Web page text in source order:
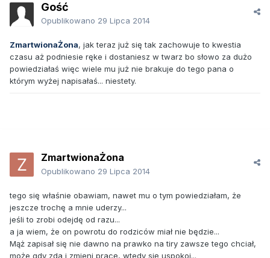
Gość
Opublikowano 29 Lipca 2014
ZmartwionaŻona, jak teraz już się tak zachowuje to kwestia
czasu aż podniesie ręke i dostaniesz w twarz bo słowo za dużo
powiedziałaś więc wiele mu już nie brakuje do tego pana o
którym wyżej napisałaś... niestety.
ZmartwionaŻona
Opublikowano 29 Lipca 2014
tego się właśnie obawiam, nawet mu o tym powiedziałam, że
jeszcze trochę a mnie uderzy...
jeśli to zrobi odejdę od razu...
a ja wiem, że on powrotu do rodziców miał nie będzie...
Mąż zapisał się nie dawno na prawko na tiry zawsze tego chciał,
może gdy zda i zmieni pracę, wtedy się uspokoi...